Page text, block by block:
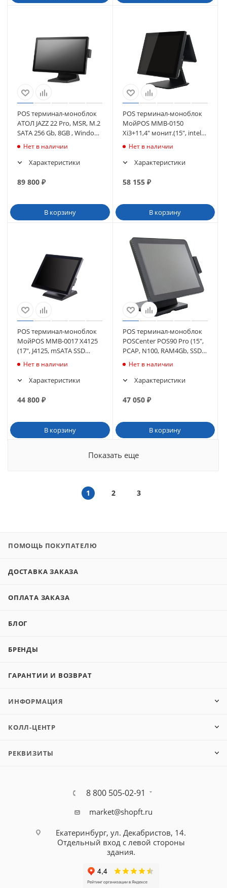
POS терминал-моноблок
АТОЛ JAZZ 22 Pro, MSR, M.2
SATA 256 Gb, 8GB , Windows
10 IoT. (63378)
Нет в наличии
Характеристики
89 800 ₽
В корзину
POS терминал-моноблок
МойPOS MMB-0150
Xi3+11,4" монит.(15", intel
I3, mSATA SSD 128GB/8Гб),
Нет в наличии
Характеристики
58 155₽
В корзину
POS терминал-моноблок
МойPOS MMB-0017 X4125
(17", J4125, mSATA SSD
128GB/8GB, без MSR), (без
Нет в наличии
Характеристики
44 800 ₽
В корзину
POS терминал-моноблок
POSCenter POS90 Pro (15",
PCAP, N100, RAM4Gb, SSD
M2128Gb, БЕЗ MSR) без ОС
Нет в наличии
Характеристики
47 050₽
В корзину
Показать еще
1 2 3
ПОМОЩЬ ПОКУПАТЕЛЮ
ДОСТАВКА ЗАКАЗА
ОПЛАТА ЗАКАЗА
БЛОГ
БРЕНДЫ
ГАРАНТИИ И ВОЗВРАТ
ИНФОРМАЦИЯ
КОЛЛ-ЦЕНТР
РЕКВИЗИТЫ
8 800 505-02-91
market@shopft.ru
Екатеринбург, ул. Декабристов, 14.
Отдельный вход с левой стороны
здания.